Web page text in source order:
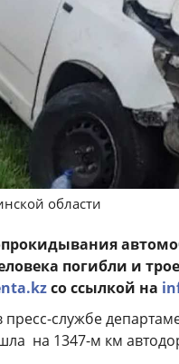
области
погибли и
со ссылкой на
службе
на 1347-м км